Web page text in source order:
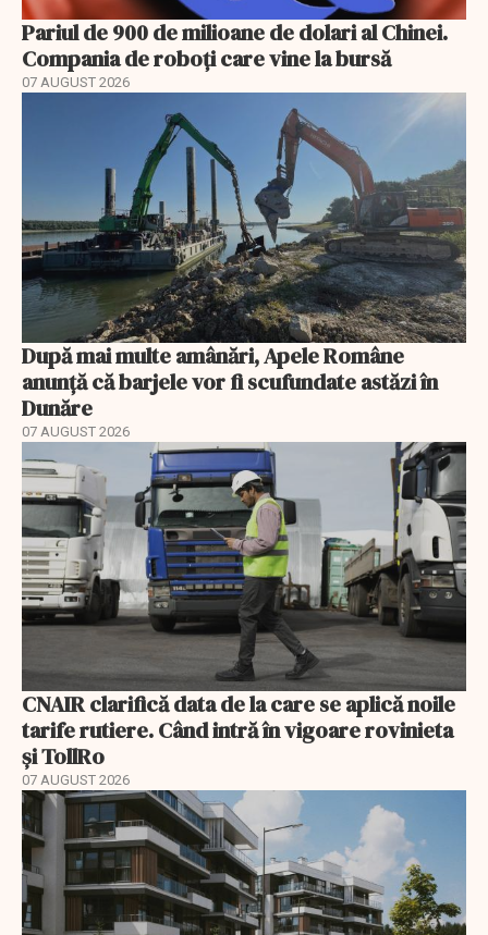
Pariul de 900 de milioane de dolari al Chinei.
Compania de roboți care vine la bursă
07 AUGUST 2026
După mai multe amânări, Apele Române
anunță că barjele vor fi scufundate astăzi în
Dunăre
07 AUGUST 2026
CNAIR clarifică data de la care se aplică noile
tarife rutiere. Când intră în vigoare rovinieta
și TollRo
07 AUGUST 2026